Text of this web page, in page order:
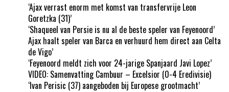
‘Ajax verrast enorm met komst van transfervrije Leon
Goretzka (31)’
‘Shaqueel van Persie is nu al de beste speler van Feyenoord’
Ajax haalt speler van Barca en verhuurd hem direct aan Celta
de Vigo’
‘Feyenoord meldt zich voor 24-jarige Spanjaard Javi Lopez’
VIDEO: Samenvatting Cambuur – Excelsior (0-4 Eredivisie)
‘Ivan Perisic (37) aangeboden bij Europese grootmacht’